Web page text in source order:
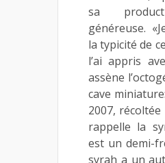
sa
généreuse.
la typicité de
l’ai appris
assène
cave
2007, récoltée
rappelle la
est un demi-
syrah a un